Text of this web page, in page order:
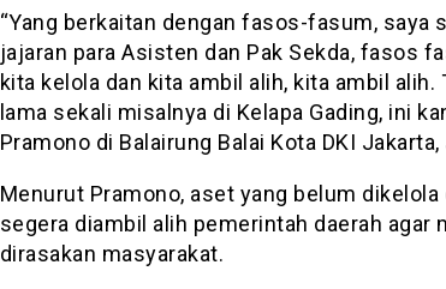
“Yang berkaitan dengan fasos-fasum, saya
jajaran para Asisten dan Pak Sekda, fasos
kita kelola dan kita ambil alih, kita ambil alih.
lama sekali misalnya di Kelapa Gading, ini
Pramono di Balairung Balai Kota DKI
Menurut Pramono, aset yang belum
segera diambil alih pemerintah daerah agar
dirasakan masyarakat.